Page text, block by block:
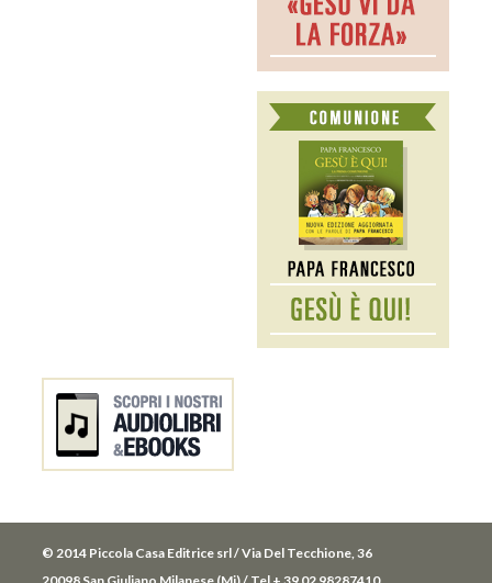
© 2014 Piccola Casa Editrice srl / Via Del Tecchione, 36